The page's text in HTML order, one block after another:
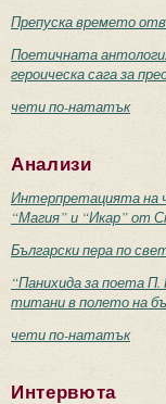
Препуска времето
Поетичната
героическа сага за
чети по-нататък
Анализи
Интерпретацията на
“Магия” и “Икар” от
Български пера по
“Панихида за поета
титани в полето на
чети по-нататък
Интервюта